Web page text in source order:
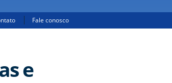
Fale conosco
e